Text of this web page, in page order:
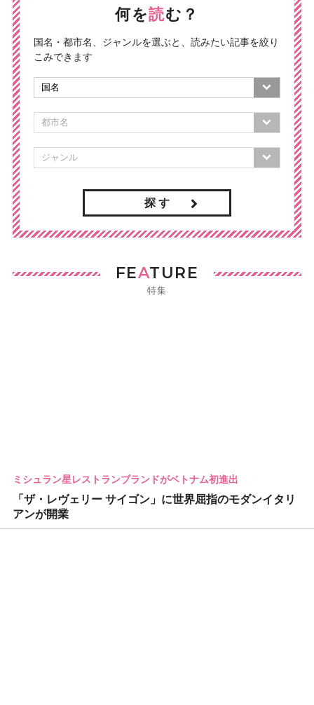
何を読む？
国名・都市名、ジャンルを選ぶと、読みたい記事を絞り
こみできます
探 す
FEATURE
特集
ミシュラン星レストランブランドがベトナム初進出
「ザ・レヴェリー サイゴン」に世界屈指のモダンイタリ
アンが開業